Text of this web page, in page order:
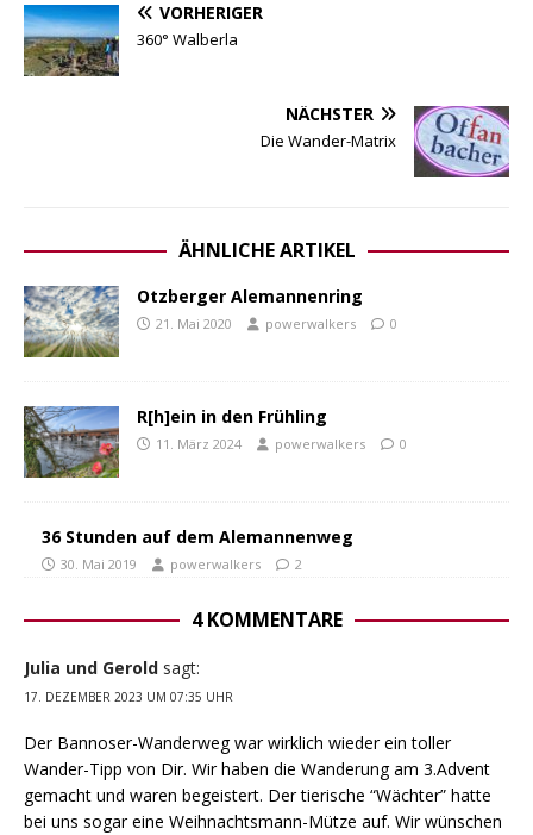
VORHERIGER
360° Walberla
NÄCHSTER
Die Wander-Matrix
ÄHNLICHE ARTIKEL
Otzberger Alemannenring
21. Mai 2020 powerwalkers 0
R[h]ein in den Frühling
11. März 2024 powerwalkers 0
36 Stunden auf dem Alemannenweg
30. Mai 2019 powerwalkers 2
4 KOMMENTARE
Julia und Gerold sagt:
17. DEZEMBER 2023 UM 07:35 UHR
Der Bannoser-Wanderweg war wirklich wieder ein toller
Wander-Tipp von Dir. Wir haben die Wanderung am 3.Advent
gemacht und waren begeistert. Der tierische “Wächter” hatte
bei uns sogar eine Weihnachtsmann-Mütze auf. Wir wünschen